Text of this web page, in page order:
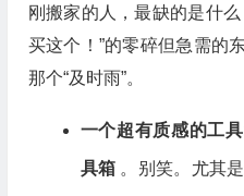
刚搬家的人，最缺的是什
买这个！”的零碎但急需的
那个“及时雨”。
一个超有质感的工
具箱 。别笑。尤其